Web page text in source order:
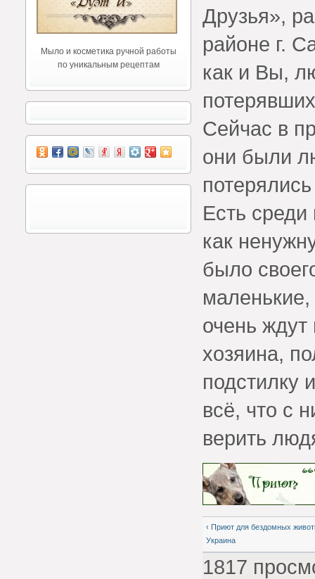
Мыло и косметика ручной работы
по уникальным рецептам
Друзья»,
районе г.
как и Вы,
Сейчас в
они были
Есть
как
было
очень
хозяина,
подстилку
всё, что с
верить
‹ Приют для бездомных
Украина
1817